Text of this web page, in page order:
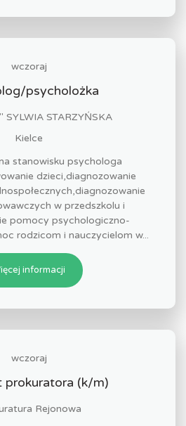
wczoraj
psycholożka
SYLWIA STARZYŃSKA
Kielce
stanowisku psychologa
dzieci,diagnozowanie
w przedszkolu i
pomocy psychologiczno-
rodzicom i nauczycielom w...
informacji
wczoraj
prokuratora (k/m)
Rejonowa